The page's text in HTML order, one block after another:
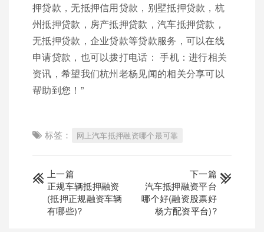
押贷款，无抵押信用贷款，别墅抵押贷款，杭
州抵押贷款，房产抵押贷款，汽车抵押贷款，
无抵押贷款，企业贷款等贷款服务，可以在线
申请贷款，也可以拨打电话： 手机：进行相关
资讯，希望我们杭州老杨见闻的相关分享可以
帮助到您！”
标签： 网上汽车抵押融资哪个最可靠
上一篇
正规车辆抵押融资
(抵押正规融资车辆
有哪些)?
下一篇
汽车抵押融资平台
哪个好(融资股票好
杨方配资平台)?